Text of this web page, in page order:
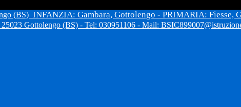
(BS) INFANZIA: Gambara, Gottolengo - PRIMARIA: Fiesse,
Gottolengo (BS) - Tel: 030951106 - Mail: